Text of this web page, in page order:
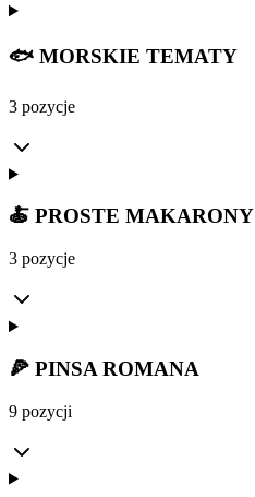
🐟 MORSKIE TEMATY
3 pozycje
🍝 PROSTE MAKARONY
3 pozycje
🍕 PINSA ROMANA
9 pozycji